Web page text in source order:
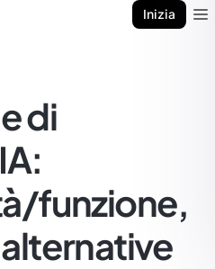
Inizia
di
funzione,